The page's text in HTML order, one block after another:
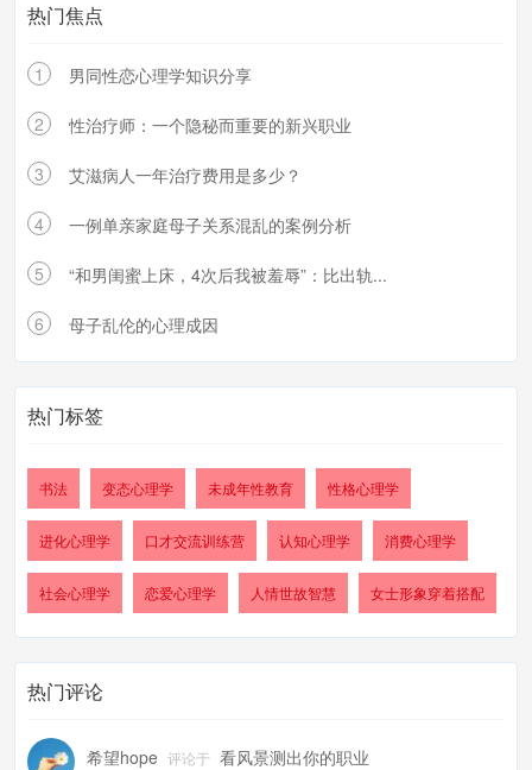
热门焦点
1 男同性恋心理学知识分享
2 性治疗师：一个隐秘而重要的新兴职业
3 艾滋病人一年治疗费用是多少？
4 一例单亲家庭母子关系混乱的案例分析
5 “和男闺蜜上床，4次后我被羞辱”：比出轨...
6 母子乱伦的心理成因
热门标签
书法 变态心理学 未成年性教育 性格心理学
进化心理学 口才交流训练营 认知心理学 消费心理学
社会心理学 恋爱心理学 人情世故智慧 女士形象穿着搭配
热门评论
希望hope 评论于 看风景测出你的职业